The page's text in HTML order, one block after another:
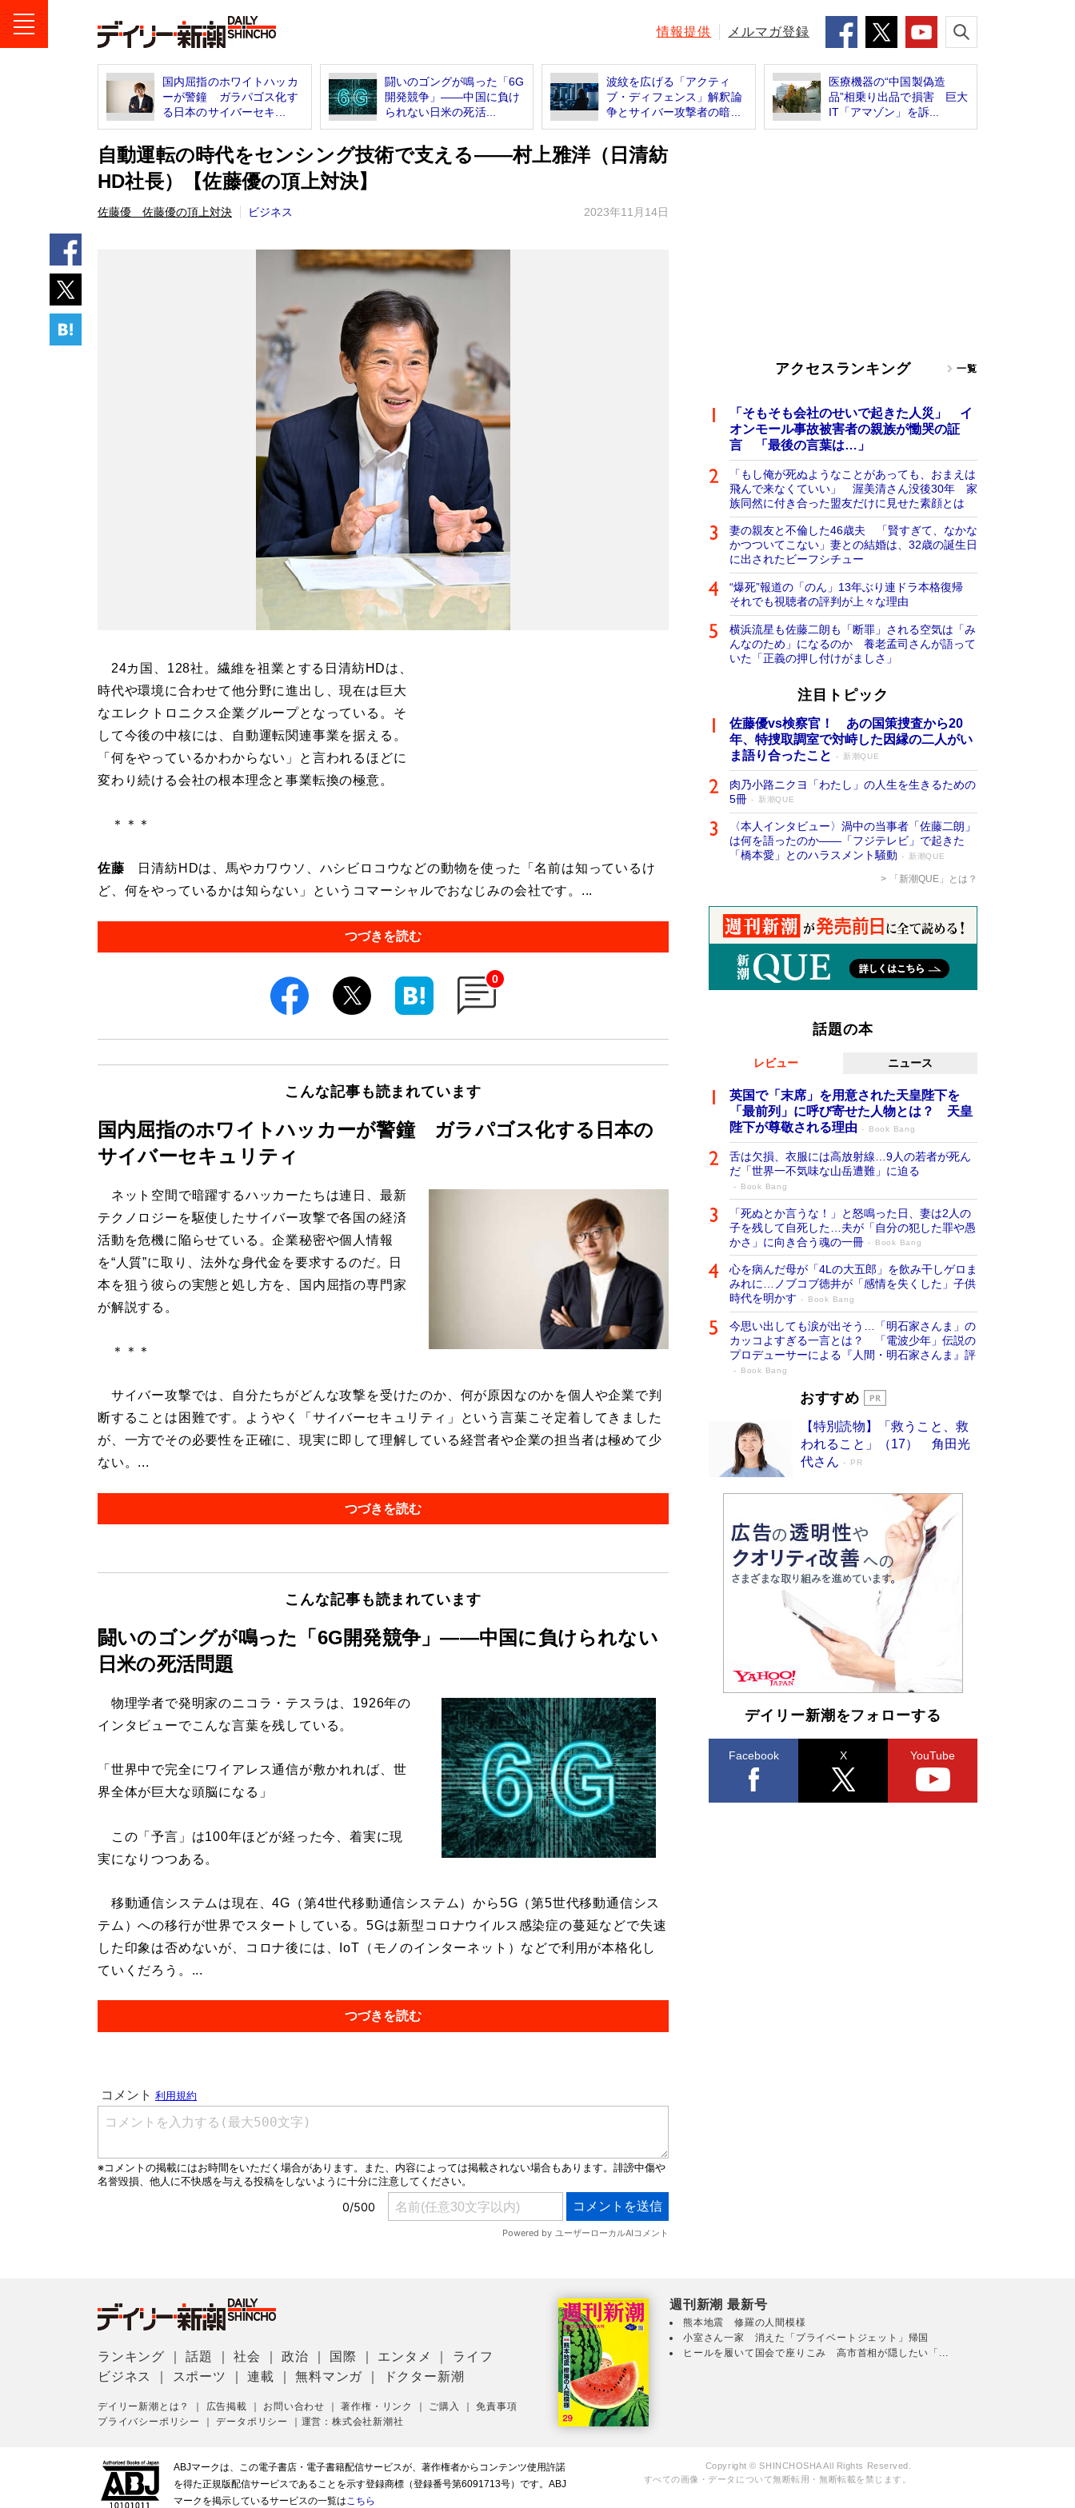
情報提供 メルマガ登録
国内屈指のホワイトハッカ
ーが警鐘 ガラパゴス化す
る日本のサイバーセキ...
闘いのゴングが鳴った「6G
開発競争」――中国に負け
られない日米の死活...
波紋を広げる「アクティ
ブ・ディフェンス」解釈論
争とサイバー攻撃者の暗...
医療機器の“中国製偽造
品”相乗り出品で損害 巨大
IT「アマゾン」を訴...
自動運転の時代をセンシング技術で支える――村上雅洋（日清紡
HD社長）【佐藤優の頂上対決】
佐藤優 佐藤優の頂上対決 ビジネス 2023年11月14日
24カ国、128社。繊維を祖業とする日清紡HDは、
時代や環境に合わせて他分野に進出し、現在は巨大
なエレクトロニクス企業グループとなっている。そ
して今後の中核には、自動運転関連事業を据える。
「何をやっているかわからない」と言われるほどに
変わり続ける会社の根本理念と事業転換の極意。
＊＊＊
佐藤 日清紡HDは、馬やカワウソ、ハシビロコウなどの動物を使った「名前は知っているけ
ど、何をやっているかは知らない」というコマーシャルでおなじみの会社です。...
つづきを読む
0
こんな記事も読まれています
国内屈指のホワイトハッカーが警鐘 ガラパゴス化する日本の
サイバーセキュリティ
ネット空間で暗躍するハッカーたちは連日、最新
テクノロジーを駆使したサイバー攻撃で各国の経済
活動を危機に陥らせている。企業秘密や個人情報
を“人質”に取り、法外な身代金を要求するのだ。日
本を狙う彼らの実態と処し方を、国内屈指の専門家
が解説する。
＊＊＊
サイバー攻撃では、自分たちがどんな攻撃を受けたのか、何が原因なのかを個人や企業で判
断することは困難です。ようやく「サイバーセキュリティ」という言葉こそ定着してきました
が、一方でその必要性を正確に、現実に即して理解している経営者や企業の担当者は極めて少
ない。...
つづきを読む
こんな記事も読まれています
闘いのゴングが鳴った「6G開発競争」――中国に負けられない
日米の死活問題
物理学者で発明家のニコラ・テスラは、1926年の
インタビューでこんな言葉を残している。
「世界中で完全にワイアレス通信が敷かれれば、世
界全体が巨大な頭脳になる」
この「予言」は100年ほどが経った今、着実に現
実になりつつある。
移動通信システムは現在、4G（第4世代移動通信システム）から5G（第5世代移動通信シス
テム）への移行が世界でスタートしている。5Gは新型コロナウイルス感染症の蔓延などで失速
した印象は否めないが、コロナ後には、IoT（モノのインターネット）などで利用が本格化し
ていくだろう。...
つづきを読む
アクセスランキング 一覧
「そもそも会社のせいで起きた人災」 イ
オンモール事故被害者の親族が慟哭の証
言 「最後の言葉は…」
「もし俺が死ぬようなことがあっても、おまえは
飛んで来なくていい」 渥美清さん没後30年 家
族同然に付き合った盟友だけに見せた素顔とは
妻の親友と不倫した46歳夫 「賢すぎて、なかな
かつついてこない」妻との結婚は、32歳の誕生日
に出されたビーフシチュー
“爆死”報道の「のん」13年ぶり連ドラ本格復帰
それでも視聴者の評判が上々な理由
横浜流星も佐藤二朗も「断罪」される空気は「み
んなのため」になるのか 養老孟司さんが語って
いた「正義の押し付けがましさ」
注目トピック
佐藤優vs検察官！ あの国策捜査から20
年、特捜取調室で対峙した因縁の二人がい
ま語り合ったこと
新潮QUE
肉乃小路ニクヨ「わたし」の人生を生きるための
5冊
新潮QUE
〈本人インタビュー〉渦中の当事者「佐藤二朗」
は何を語ったのか――「フジテレビ」で起きた
「橋本愛」とのハラスメント騒動
新潮QUE
「新潮QUE」とは？
話題の本
レビュー ニュース
英国で「末席」を用意された天皇陛下を
「最前列」に呼び寄せた人物とは？ 天皇
陛下が尊敬される理由
Book Bang
舌は欠損、衣服には高放射線…9人の若者が死ん
だ「世界一不気味な山岳遭難」に迫る
Book Bang
「死ぬとか言うな！」と怒鳴った日、妻は2人の
子を残して自死した…夫が「自分の犯した罪や愚
かさ」に向き合う魂の一冊
Book Bang
心を病んだ母が「4Lの大五郎」を飲み干しゲロま
みれに…ノブコブ徳井が「感情を失くした」子供
時代を明かす
Book Bang
今思い出しても涙が出そう…「明石家さんま」の
カッコよすぎる一言とは？ 「電波少年」伝説の
プロデューサーによる『人間・明石家さんま』評
Book Bang
「宇宙兄弟」最終46巻がベストセラー1
物語に幕 特装版には「宇宙で描かれたマ
ンガ」も収録
Book Bang
美輪明宏 晩年の回答を集めた『ほほえんで生き
「『火垂るの墓』は、大嘘である」原作者が抱き
続けた“自責の念”とは…「自己憐憫は描きたくな
い」監督が徹底的にこだわったこと（後編） #
戦争の記憶
Book Bang
入社10年目にして最下位の営業がトップに大逆
転 上司の“意外な一言”から生まれた「雑談のテ
Book Bang
皇室はなぜ世界から尊敬されているのか？ 「天
皇陛下はお元気でおられるか」がサウジ国王の第
一声になる理由
おすすめ
【特別読物】「救うこと、救
われること」（17） 角田光
代さん
PR
デイリー新潮をフォローする
Facebook X YouTube
ランキング ｜話題 ｜社会 ｜政治 国際 エンタメ
ライフ
ビジネス
スポーツ ｜連載 ｜無料マンガ ドクター新潮
デイリー新潮とは？ 広告掲載 お問い合わせ ｜著作権・リンク ご購入 ｜免責事項
プライバシーポリシー
｜データポリシー 運営：株式会社新潮社
週刊新潮 最新号
熊本地震 修羅の人間模様
小室さん一家 消えた「プライベートジェット」帰国
ヒールを履いて国会で座りこみ 高市首相が隠したい「...
ABJマークは、この電子書店・電子書籍配信サービスが、著作権者からコンテンツ使用許諾
を得た正規版配信サービスであることを示す登録商標（登録番号第6091713号）です。ABJ
マークを掲示しているサービスの一覧は こちら
Copyright © SHINCHOSHA All Rights Reserved.
すべての画像・データについて無断転用・無断転載を禁じます。